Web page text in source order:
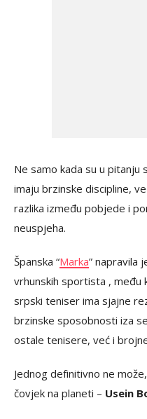
Ne samo kada su u
imaju brzinske discipline,
razlika između pobjede i
neuspjeha.
Španska “Marka” napravila
vrhunskih sportista , među
srpski teniser ima sjajne
brzinske sposobnosti iza
ostale tenisere, već i
Jednog definitivno ne
čovjek na planeti – Usein